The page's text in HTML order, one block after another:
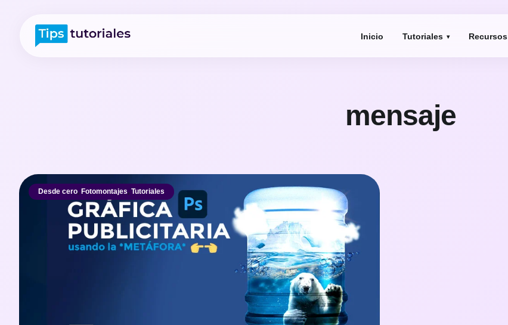
Inicio Tutoriales Recursos
mensaje
Desde cero, Fotomontajes, Tutoriales